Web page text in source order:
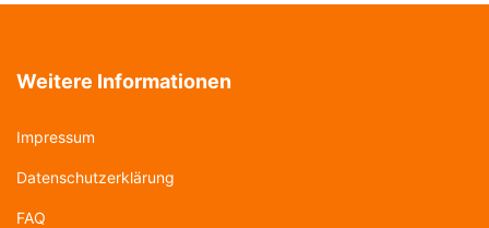
Weitere Informationen
Impressum
Datenschutzerklärung
FAQ